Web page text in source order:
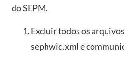
do SEPM.
Excluir todos os
sephwid.xml e